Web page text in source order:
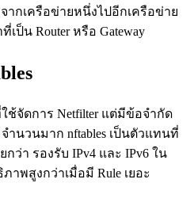
ากเครือข่ายหนึ่งไปอีกเครือข่าย
ป็น Router หรือ Gateway
ใช้จัดการ Netfilter แต่มีข้อจำกัด
ำนวนมาก nftables เป็นตัวแทนที่
กว่า รองรับ IPv4 และ IPv6 ใน
าพสูงกว่าเมื่อมี Rule เยอะ